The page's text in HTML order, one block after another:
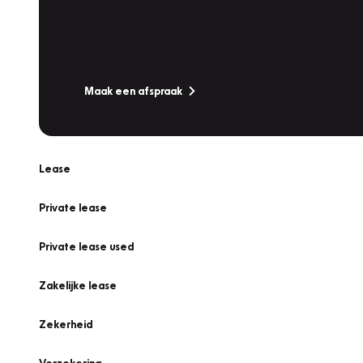
Maak een afspraak
Lease
Private lease
Private lease used
Zakelijke lease
Zekerheid